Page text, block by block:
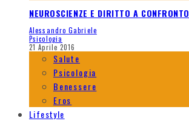
NEUROSCIENZE E DIRITTO A CONFRONTO
Alessandro Gabriele
Psicologia
21 Aprile 2016
Salute
Psicologia
Benessere
Eros
Lifestyle